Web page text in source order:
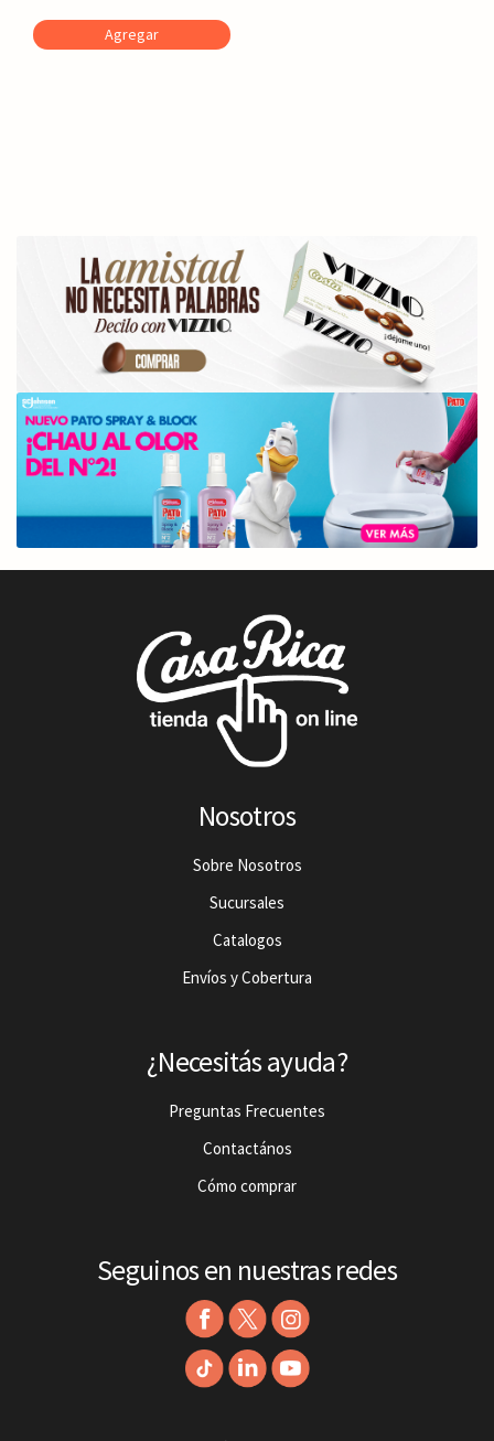
Agregar
Nosotros
Sobre Nosotros
Sucursales
Catalogos
Envíos y Cobertura
¿Necesitás ayuda?
Preguntas Frecuentes
Contactános
Cómo comprar
Seguinos en nuestras redes